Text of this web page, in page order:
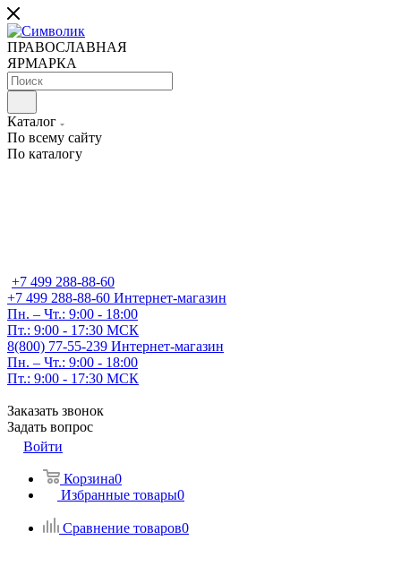
ПРАВОСЛАВНАЯ
ЯРМАРКА
Каталог
По всему сайту
По каталогу
+7 499 288-88-60
+7 499 288-88-60 Интернет-магазин
Пн. – Чт.: 9:00 - 18:00
Пт.: 9:00 - 17:30 МСК
8(800) 77-55-239 Интернет-магазин
Пн. – Чт.: 9:00 - 18:00
Пт.: 9:00 - 17:30 МСК
Заказать звонок
Задать вопрос
Войти
Корзина0
Избранные товары0
Сравнение товаров0